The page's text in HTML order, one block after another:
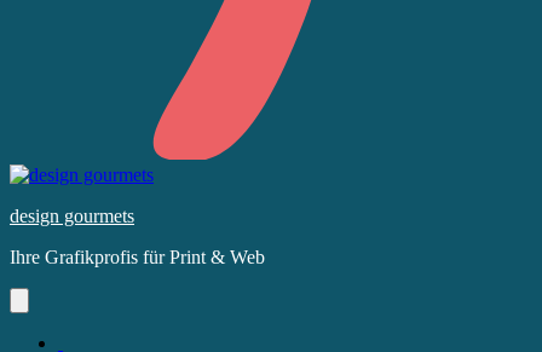
Skip
content
design gourmets
Ihre Grafikprofis für Print & Web